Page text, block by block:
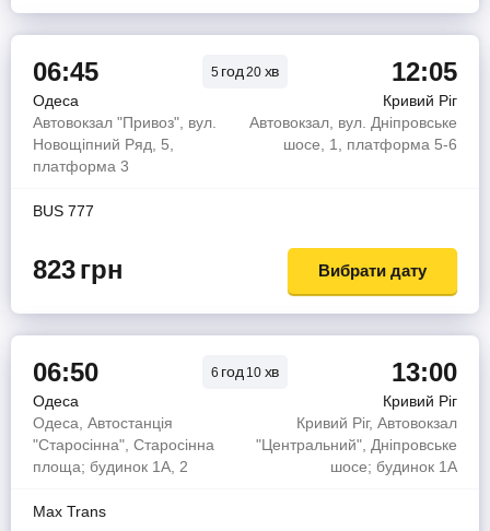
06:45 5 год20 хв 12:05
Одеса
Кривий Ріг
Автовокзал "Привоз", вул.
Новощіпний Ряд, 5,
платформа 3
Автовокзал, вул. Дніпровське
шосе, 1, платформа 5-6
BUS 777
823грн Вибрати дату
06:50 6 год10 хв 13:00
Одеса
Кривий Ріг
Одеса, Автостанція
"Старосінна", Старосінна
площа; будинок 1А, 2
Кривий Ріг, Автовокзал
"Центральний", Дніпровське
шосе; будинок 1А
Max Trans